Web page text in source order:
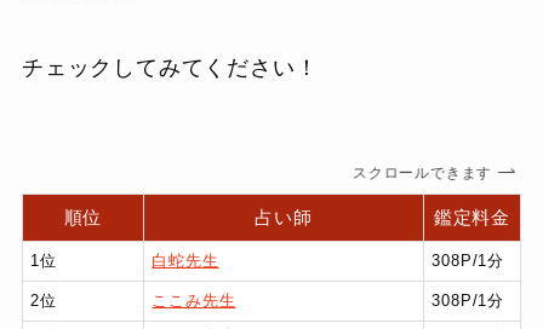
チェックしてみてください！
スクロールできます
順位 占い師 鑑定料金
1位 白蛇先生 308P/1分
2位 ここみ先生 308P/1分